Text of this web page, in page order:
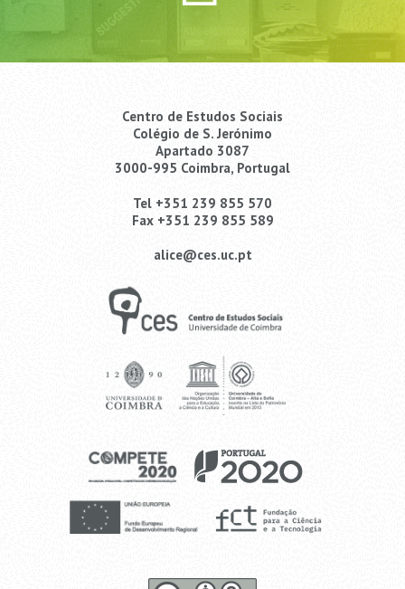
Centro de Estudos Sociais
Colégio de S. Jerónimo
Apartado 3087
3000-995 Coimbra, Portugal
Tel +351 239 855 570
Fax +351 239 855 589
alice@ces.uc.pt